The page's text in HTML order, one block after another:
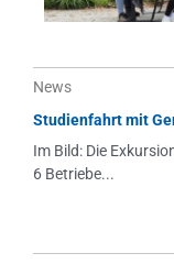
News
Studienfahrt mit
Im Bild: Die
6 Betriebe...